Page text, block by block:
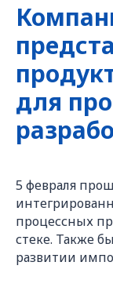
для
5 февраля
процессных
стеке. Также
развитии